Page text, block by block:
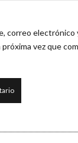
correo
próxima vez que